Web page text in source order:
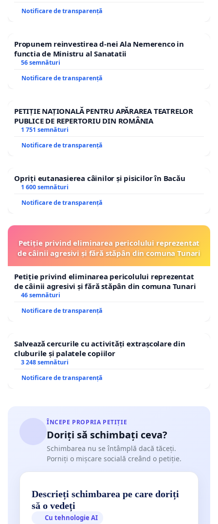
Notificare de transparență
Propunem reinvestirea d-nei Ala Nemerenco in
functia de Ministru al Sanatatii
56 semnături
Notificare de transparență
PETIȚIE NAȚIONALĂ PENTRU APĂRAREA TEATRELOR
PUBLICE DE REPERTORIU DIN ROMÂNIA
1 751 semnături
Notificare de transparență
Opriți eutanasierea câinilor și pisicilor în Bacău
1 600 semnături
Notificare de transparență
Petiție privind eliminarea pericolului reprezentat
de câinii agresivi și fără stăpân din comuna Tunari
Petiție privind eliminarea pericolului reprezentat
de câinii agresivi și fără stăpân din comuna Tunari
46 semnături
Notificare de transparență
Salvează cercurile cu activități extrașcolare din
cluburile și palatele copiilor
3 248 semnături
Notificare de transparență
ÎNCEPE PROPRIA PETIȚIE
Doriți să schimbați ceva?
Schimbarea nu se întâmplă dacă tăceți.
Porniți o mișcare socială creând o petiție.
Descrieți schimbarea pe care doriți
să o vedeți
Cu tehnologie AI